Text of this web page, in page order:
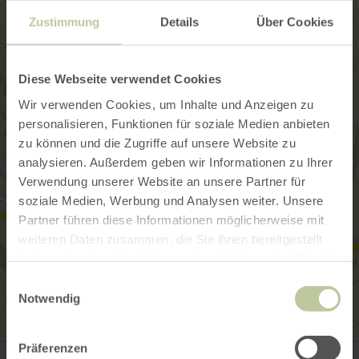
Zustimmung Details Über Cookies
Diese Webseite verwendet Cookies
Wir verwenden Cookies, um Inhalte und Anzeigen zu
personalisieren, Funktionen für soziale Medien anbieten
zu können und die Zugriffe auf unsere Website zu
analysieren. Außerdem geben wir Informationen zu Ihrer
Verwendung unserer Website an unsere Partner für
soziale Medien, Werbung und Analysen weiter. Unsere
Partner führen diese Informationen möglicherweise mit
weiteren Daten zusammen, die Sie ihnen bereitgestellt
Notwendig
Präferenzen
Tourist-Information Bitburger Land